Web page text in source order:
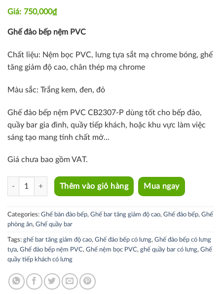
750,000₫
Ghế đảo bếp nệm PVC
Chất liệu: Nệm bọc PVC, l ưng tựa sắt mạ chrome bóng, ghế
tăng giảm độ cao, chân thép mạ chrome
Màu sắc: Trắng kem, đen, đỏ
Ghế đảo bếp nệm PVC CB2307-P dùng tốt cho bếp đảo,
quầy bar gia đình, quầy tiếp khách, hoặc khu vực làm việc
sáng tạo mang tính chất mở…
Giá chưa bao gồm VAT.
CB2307-P quantity
Thêm vào giỏ hàng Mua ngay
Categories: Ghế bàn đảo bếp, Ghế bar tăng giảm độ cao, Ghế đảo bếp, Ghế
phòng ăn, Ghế quầy bar
Tags: ghế bar tăng giảm độ cao, Ghế đảo bếp có lưng, Ghế đảo bếp có lưng
tựa, Ghế đảo bếp nệm PVC, Ghế nệm bọc PVC, ghế quầy bar có lưng, Ghế
quầy tiếp khách có lưng